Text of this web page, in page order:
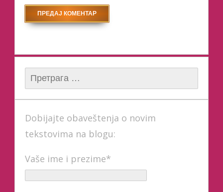
Претрага за:
Dobijajte obaveštenja o novim
tekstovima na blogu:
Vaše ime i prezime*